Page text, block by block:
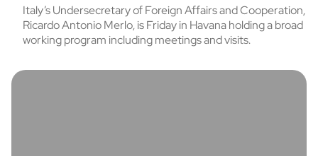
Italy’s Undersecretary of Foreign Affairs and Cooperation,
Ricardo Antonio Merlo, is Friday in Havana holding a broad
working program including meetings and visits.